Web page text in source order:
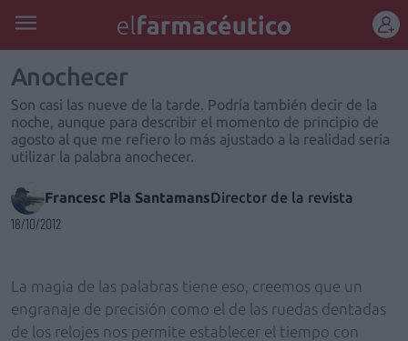
Anochecer
Son casi las nueve de la tarde. Podría también decir de la
noche, aunque para describir el momento de principio de
agosto al que me refiero lo más ajustado a la realidad sería
utilizar la palabra anochecer.
Francesc Pla SantamansDirector de la revista
18/10/2012
La magia de las palabras tiene eso, creemos que un
engranaje de precisión como el de las ruedas dentadas
de los relojes nos permite establecer el tiempo con